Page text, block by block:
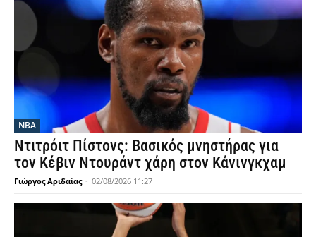
NBA
Ντιτρόιτ Πίστονς: Βασικός μνηστήρας για
τον Κέβιν Ντουράντ χάρη στον Κάνινγκχαμ
Γιώργος Αριδαίας - 02/08/2026 11:27